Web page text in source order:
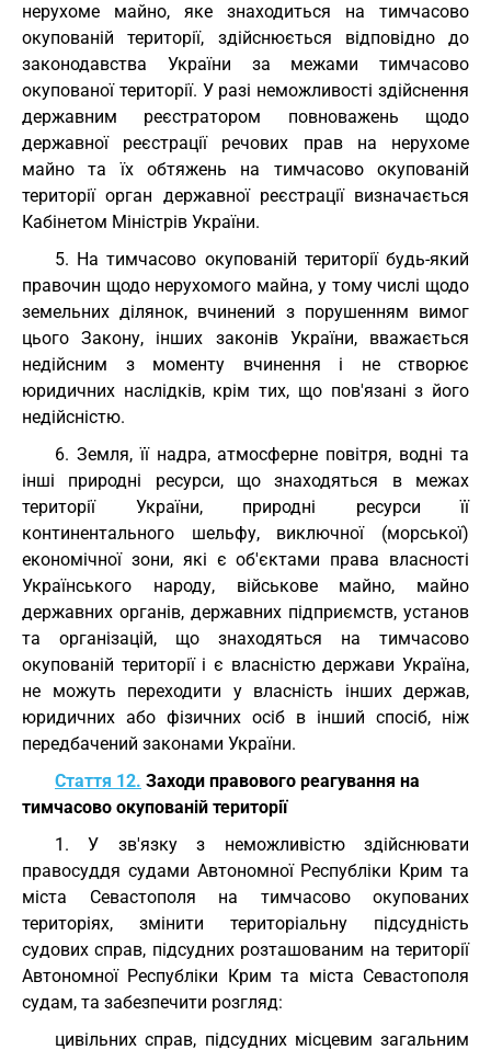
нерухоме майно, яке знаходиться на тимчасово
окупованій території, здійснюється відповідно до
законодавства України за межами тимчасово
окупованої території. У разі неможливості здійснення
державним реєстратором повноважень щодо
державної реєстрації речових прав на нерухоме
майно та їх обтяжень на тимчасово окупованій
території орган державної реєстрації визначається
Кабінетом Міністрів України.
5. На тимчасово окупованій території будь-який
правочин щодо нерухомого майна, у тому числі щодо
земельних ділянок, вчинений з порушенням вимог
цього Закону, інших законів України, вважається
недійсним з моменту вчинення і не створює
юридичних наслідків, крім тих, що пов'язані з його
недійсністю.
6. Земля, її надра, атмосферне повітря, водні та
інші природні ресурси, що знаходяться в межах
території України, природні ресурси її
континентального шельфу, виключної (морської)
економічної зони, які є об'єктами права власності
Українського народу, військове майно, майно
державних органів, державних підприємств, установ
та організацій, що знаходяться на тимчасово
окупованій території і є власністю держави Україна,
не можуть переходити у власність інших держав,
юридичних або фізичних осіб в інший спосіб, ніж
передбачений законами України.
Стаття 12. Заходи правового реагування на
тимчасово окупованій території
1. У зв'язку з неможливістю здійснювати
правосуддя судами Автономної Республіки Крим та
міста Севастополя на тимчасово окупованих
територіях, змінити територіальну підсудність
судових справ, підсудних розташованим на території
Автономної Республіки Крим та міста Севастополя
судам, та забезпечити розгляд:
цивільних справ, підсудних місцевим загальним